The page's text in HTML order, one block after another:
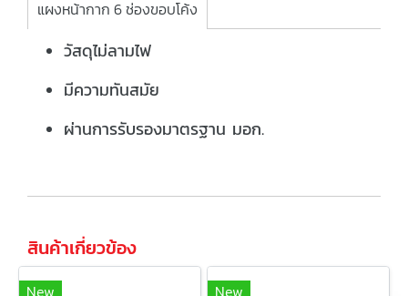
แผงหน้ากาก 6 ช่องขอบโค้ง
วัสดุไม่ลามไฟ
มีความทันสมัย
ผ่านการรับรองมาตรฐาน มอก.
สินค้าเกี่ยวข้อง
New New